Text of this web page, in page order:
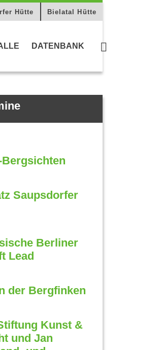
Hütte Bielatal Hütte
DATENBANK
Saupsdorfer
Berliner
Lead
der Bergfinken
Kunst &
und Jan